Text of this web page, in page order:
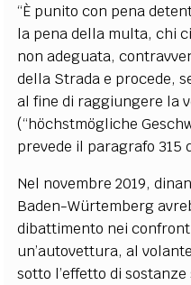
“È punito con pena
la pena della multa, chi
non adeguata,
della Strada e procede,
al fine di raggiungere la
(“höchstmögliche
prevede il paragrafo 315
Nel novembre 2019,
Baden-Würtemberg
dibattimento nei
un’autovettura, al
sotto l’effetto di